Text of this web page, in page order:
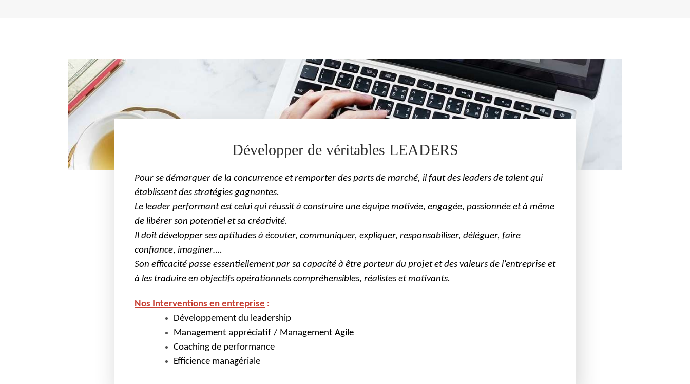
Développer de véritables LEADERS
Pour se démarquer de la concurrence et remporter des parts de marché, il faut des leaders de talent qui
établissent des stratégies gagnantes.
Le leader performant est celui qui réussit à construire une équipe motivée, engagée, passionnée et à même
de libérer son potentiel et sa créativité.
Il doit développer ses aptitudes à écouter, communiquer, expliquer, responsabiliser, déléguer, faire
confiance, imaginer….
Son efficacité passe essentiellement par sa capacité à être porteur du projet et des valeurs de l’entreprise et
à les traduire en objectifs opérationnels compréhensibles, réalistes et motivants.
Nos Interventions en entreprise :
Développement du leadership
Management appréciatif / Management Agile
Coaching de performance
Efficience managériale